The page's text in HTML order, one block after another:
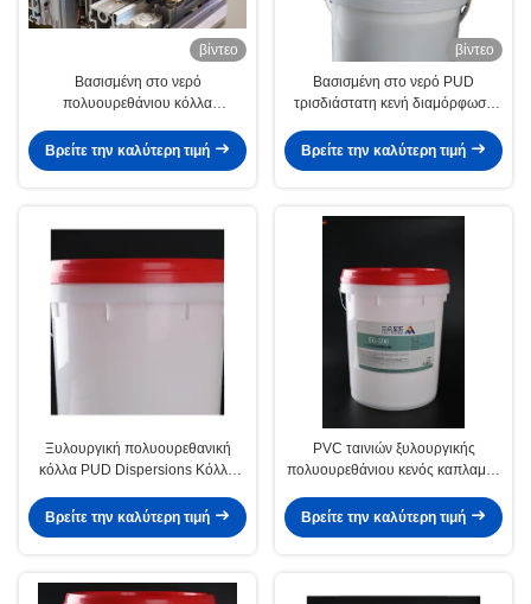
βίντεο
Βασισμένη στο νερό
πολυουρεθάνιου κόλλα
διασπορών κενή
Βρείτε την καλύτερη τιμή
βίντεο
Βασισμένη στο νερό PUD
τρισδιάστατη κενή διαμόρφωση
συγκολλητική
Βρείτε την καλύτερη τιμή
Ξυλουργική πολυουρεθανική
κόλλα PUD Dispersions Κόλλα
Βρείτε την καλύτερη τιμή
PVC ταινιών ξυλουργικής
πολυουρεθάνιου κενός καπλαμάς
στο νερό
Βρείτε την καλύτερη τιμή